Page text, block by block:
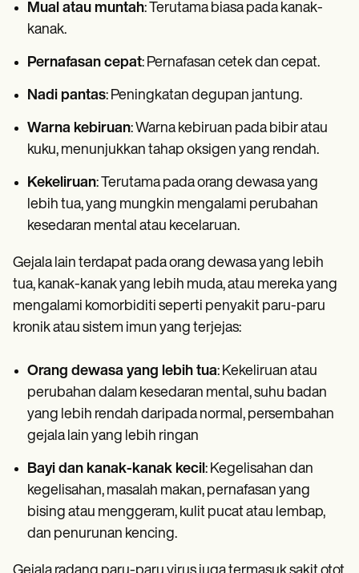
Mual atau muntah: Terutama biasa pada kanak-
kanak.
Pernafasan cepat: Pernafasan cetek dan cepat.
Nadi pantas: Peningkatan degupan jantung.
Warna kebiruan: Warna kebiruan pada bibir atau
kuku, menunjukkan tahap oksigen yang rendah.
Kekeliruan: Terutama pada orang dewasa yang
lebih tua, yang mungkin mengalami perubahan
kesedaran mental atau kecelaruan.
Gejala lain terdapat pada orang dewasa yang lebih
tua, kanak-kanak yang lebih muda, atau mereka yang
mengalami komorbiditi seperti penyakit paru-paru
kronik atau sistem imun yang terjejas:
Orang dewasa yang lebih tua: Kekeliruan atau
perubahan dalam kesedaran mental, suhu badan
yang lebih rendah daripada normal, persembahan
gejala lain yang lebih ringan
Bayi dan kanak-kanak kecil: Kegelisahan dan
kegelisahan, masalah makan, pernafasan yang
bising atau menggeram, kulit pucat atau lembap,
dan penurunan kencing.